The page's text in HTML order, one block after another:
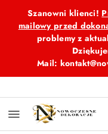
Przejdź do treści
Przejdź do
Przejdź do moje
Przejdź do menu
Przejdź do opisu
Przejdź do stopki
Szanowni klienci!
mailowy przed
problemy z
Mail: